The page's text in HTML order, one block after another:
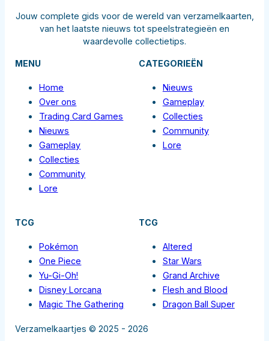
Jouw complete gids voor de wereld van verzamelkaarten,
van het laatste nieuws tot speelstrategieën en
waardevolle collectietips.
MENU
Home
Over ons
Trading Card Games
Nieuws
Gameplay
Collecties
Community
Lore
CATEGORIEËN
Nieuws
Gameplay
Collecties
Community
Lore
TCG
Pokémon
One Piece
Yu-Gi-Oh!
Disney Lorcana
Magic The Gathering
TCG
Altered
Star Wars
Grand Archive
Flesh and Blood
Dragon Ball Super
Verzamelkaartjes © 2025 - 2026